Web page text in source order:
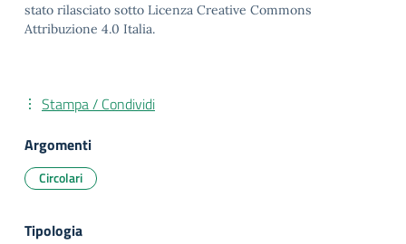
stato rilasciato sotto Licenza Creative Commons
Attribuzione 4.0 Italia.
Stampa / Condividi
Argomenti
Circolari
Tipologia